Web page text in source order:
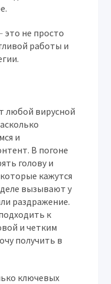
это не просто
работы и
любой вирусной
и
В погоне
голову и
кажутся
вызывают у
раздражение.
к
и четким
получить в
ключевых